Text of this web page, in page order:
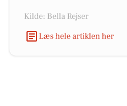
Kilde: Bella Rejser
Læs hele artiklen her